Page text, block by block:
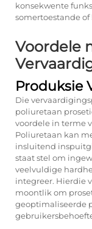
konsekwente
somertoestande
Voordele
Produksie
Die
poliuretaan
voordele in terme
Poliuretaan kan
insluitend
staat stel om
veelvuldige
integreer. Hierdie
moontlik om
geoptimaliseerde